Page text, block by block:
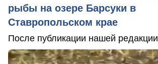
рыбы на озере Барсуки в
Ставропольском крае
После публикации нашей редакции